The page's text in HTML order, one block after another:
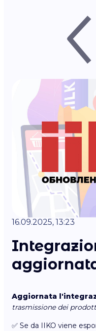
16.09.2025, 13:23
Aggiornata
trasmissione dei
✅ Se da IIKO viene